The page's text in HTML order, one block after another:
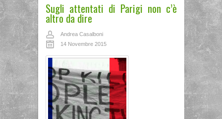
Sugli attentati di Parigi non c’è
altro da dire
Andrea Casalboni
14 Novembre 2015